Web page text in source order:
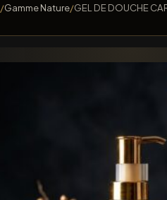
/Gamme Nature/GEL DE DOUCHE